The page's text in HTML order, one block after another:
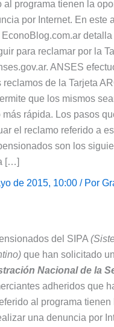
al programa tienen la
por Internet. En este
para reclamar por la
ANSES
de la Tarjeta
que los mismos
más rápida. Los pasos
el reclamo referido a
son los
[…]
de 2015, 10:00 / Por
del SIPA
que han solicitado
Nacional de la
adheridos que
al programa tienen
una denuncia por